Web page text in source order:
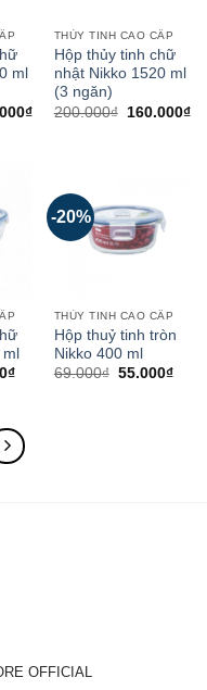
ml
₫
THỦY TINH CAO CẤP
Hộp thủy tinh chữ
nhật Nikko 1520 ml
(3 ngăn)
200.000₫ 160.000₫
₫
-20%
THỦY TINH CAO CẤP
Hộp thuỷ tinh tròn
Nikko 400 ml
69.000₫ 55.000₫
OFFICIAL